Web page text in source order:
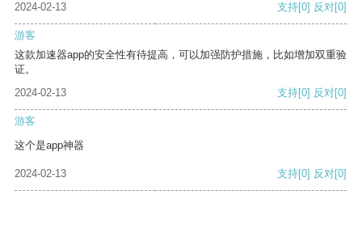
2024-02-13 支持[0] 反对[0]
游客
这款加速器app的安全性有待提高，可以加强防护措施，比如增加双重验
证。
2024-02-13
支持[0] 反对[0]
游客
这个是app神器
2024-02-13 支持[0] 反对[0]